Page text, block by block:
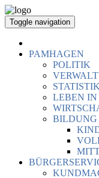
Toggle navigation
PAMHAGEN
POLITIK
LEBEN
BILDUNG